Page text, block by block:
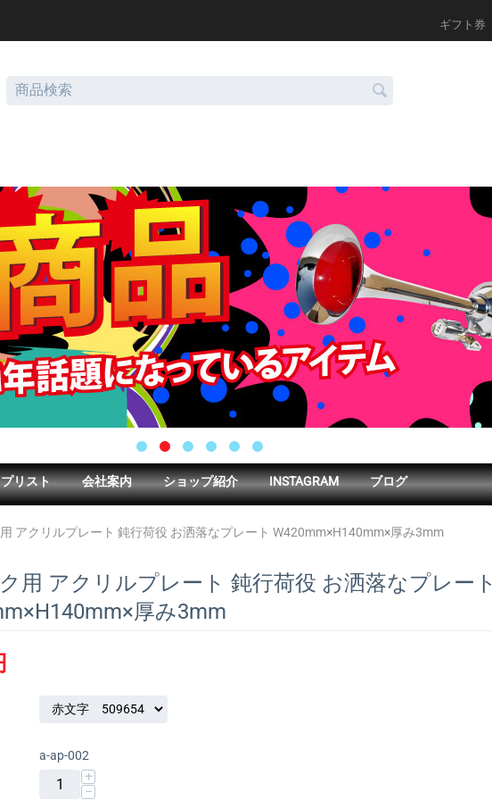
ギフト券
リスト 会社案内 ショップ紹介 INSTAGRAM ブログ
アクリルプレート 鈍行荷役 お洒落なプレート W420mm×H140mm×厚み3mm
用 アクリルプレート 鈍行荷役 お洒落なプレート
厚み3mm
a-ap-002
+
−